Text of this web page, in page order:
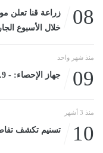
08
زراعة قنا تعلن
خلال الأسبوع الجارياليوم
منذ شهر واحد
09 جهاز الإحصاء: - 0.9% معدل التضخم الشهرى لشهر يونيو 2026
منذ 3 أشهر
10 تسنيم تكشف